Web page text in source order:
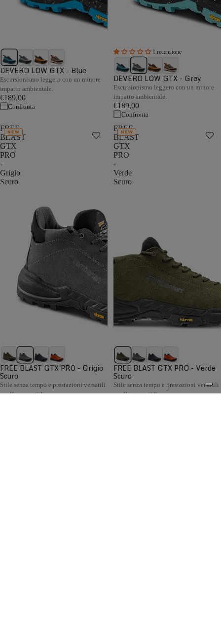
DEVERO LOW GTX - Blue
Escursionismo leggero con un minore
impatto ambientale.
€189,00
Confronta
1 recensione
DEVERO LOW GTX - Grey
Escursionismo leggero con un minore
impatto ambientale.
€189,00
Confronta
FREE
BLAST
GTX
PRO
-
Grigio
Scuro
NEW
FREE BLAST GTX PRO - Grigio
Scuro
Stile senza tempo e prestazioni versatili
per l’uso quotidiano
FREE
BLAST
GTX
PRO
-
Verde
Scuro
NEW
FREE BLAST GTX PRO - Verde
Scuro
Stile senza tempo e prestazioni versatili
per l’uso quotidiano